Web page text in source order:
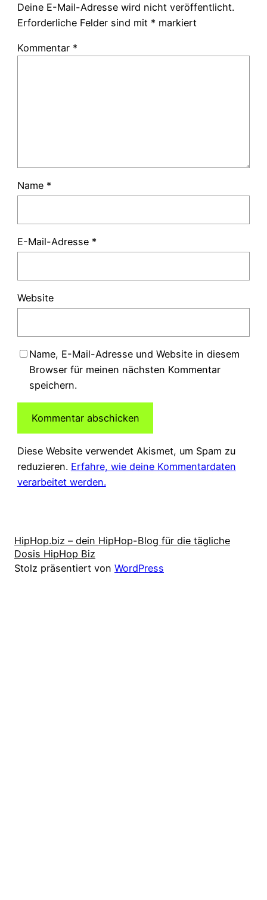
Deine E-Mail-Adresse wird nicht veröffentlicht.
Erforderliche Felder sind mit * markiert
Kommentar *
Name *
E-Mail-Adresse *
Website
Name, E-Mail-Adresse und Website in diesem
Browser für meinen nächsten Kommentar
speichern.
Diese Website verwendet Akismet, um Spam zu
reduzieren. Erfahre, wie deine Kommentardaten
verarbeitet werden.
HipHop.biz – dein HipHop-Blog für die tägliche
Dosis HipHop Biz
Stolz präsentiert von WordPress